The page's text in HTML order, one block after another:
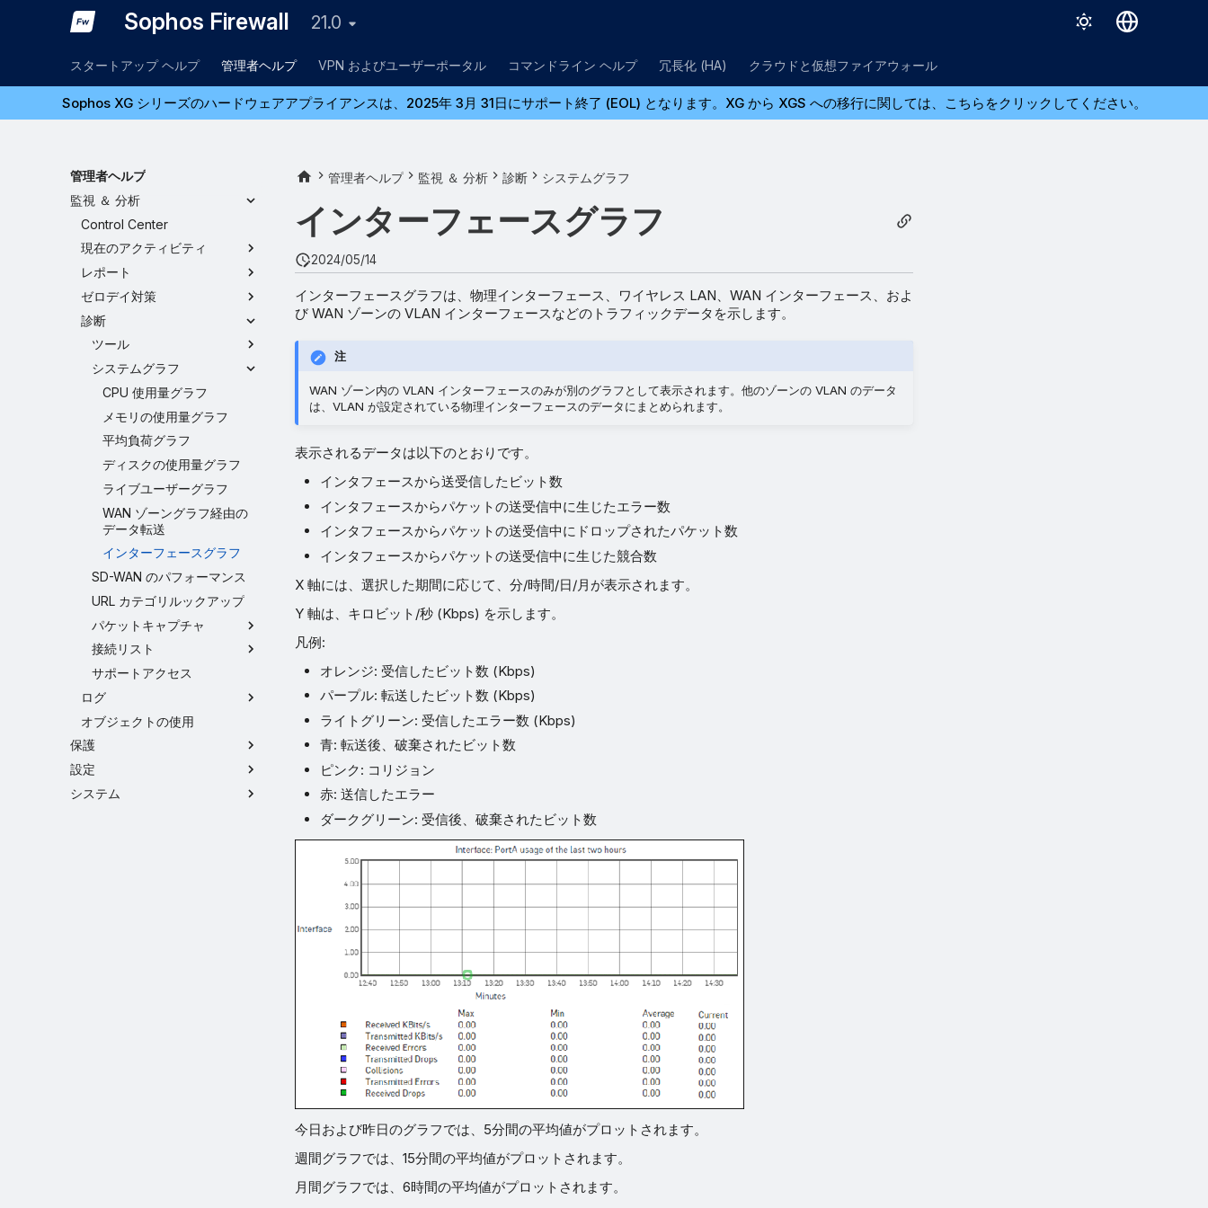
Sophos Firewall 21.0
日本語
スタートアップ ヘルプ 管理者ヘルプ VPN およびユーザーポータル コマンドライン ヘルプ 冗長化 (HA) クラウドと仮想ファイアウォール
Sophos XG シリーズのハードウェアアプライアンスは、2025年 3月 31日にサポート終了 (EOL) となります。XG から XGS への移行に関しては、こちらをクリックしてください。
管理者ヘルプ
監視 ＆ 分析
Control Center
現在のアクティビティ
レポート
ゼロデイ対策
診断
ツール
システムグラフ
CPU 使用量グラフ
メモリの使用量グラフ
平均負荷グラフ
ディスクの使用量グラフ
ライブユーザーグラフ
WAN ゾーングラフ経由の
データ転送
インターフェースグラフ
SD-WAN のパフォーマンス
URL カテゴリルックアップ
パケットキャプチャ
接続リスト
サポートアクセス
ログ
オブジェクトの使用
保護
設定
システム
管理者ヘルプ 監視 ＆ 分析 診断 システムグラフ
インターフェースグラフ
2024/05/14
インターフェースグラフは、物理インターフェース、ワイヤレス LAN、WAN インターフェース、およ
び WAN ゾーンの VLAN インターフェースなどのトラフィックデータを示します。
注
WAN ゾーン内の VLAN インターフェースのみが別のグラフとして表示されます。他のゾーンの VLAN のデータ
は、VLAN が設定されている物理インターフェースのデータにまとめられます。
表示されるデータは以下のとおりです。
インタフェースから送受信したビット数
インタフェースからパケットの送受信中に生じたエラー数
インタフェースからパケットの送受信中にドロップされたパケット数
インタフェースからパケットの送受信中に生じた競合数
X 軸には、選択した期間に応じて、分/時間/日/月が表示されます。
Y 軸は、キロビット/秒 (Kbps) を示します。
凡例:
オレンジ: 受信したビット数 (Kbps)
パープル: 転送したビット数 (Kbps)
ライトグリーン: 受信したエラー数 (Kbps)
青: 転送後、破棄されたビット数
ピンク: コリジョン
赤: 送信したエラー
ダークグリーン: 受信後、破棄されたビット数
今日および昨日のグラフでは、5分間の平均値がプロットされます。
週間グラフでは、15分間の平均値がプロットされます。
月間グラフでは、6時間の平均値がプロットされます。